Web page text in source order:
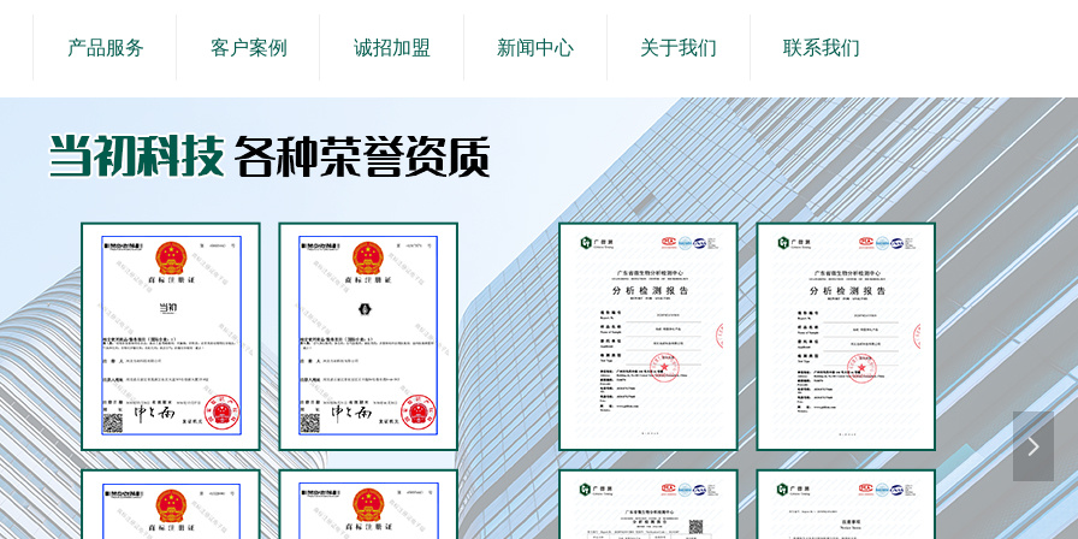
넲
产品服务 客户案例 诚招加盟 新闻中心 关于我们 联系我们